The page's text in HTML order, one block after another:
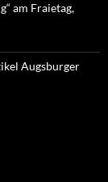
am Fraietag,
Augsburger